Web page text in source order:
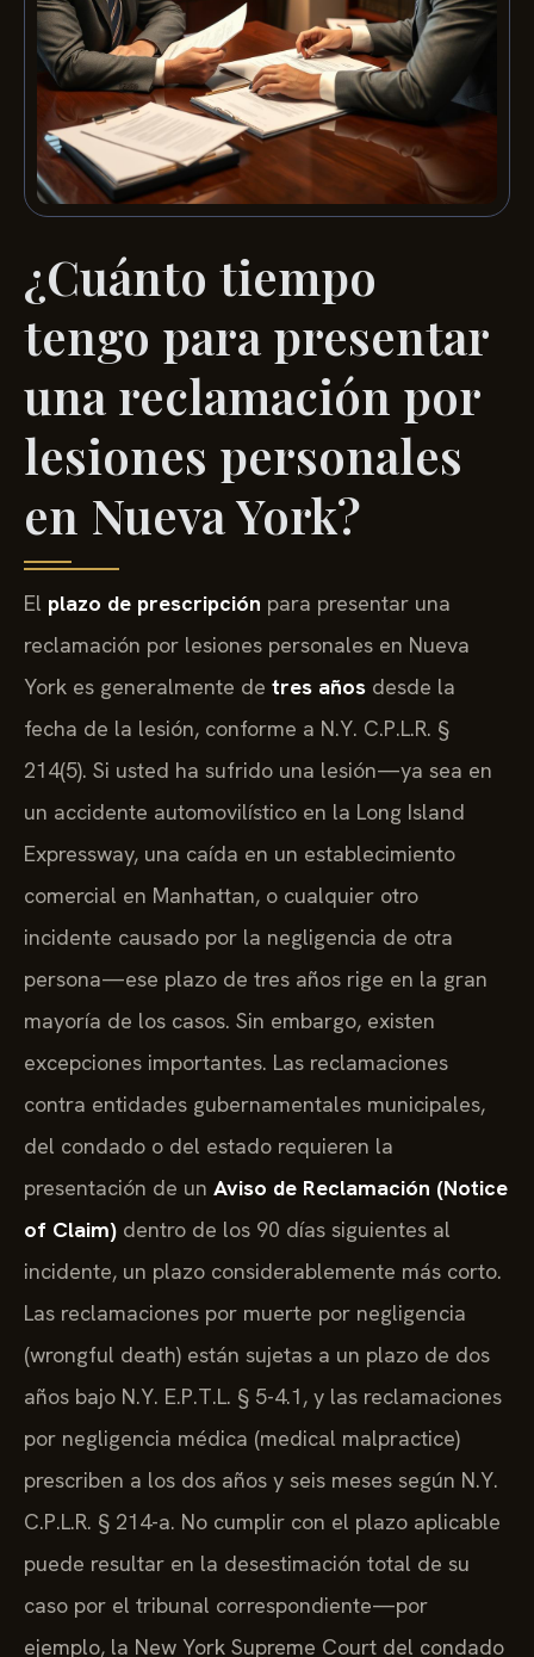
¿Cuánto tiempo
tengo para presentar
una reclamación por
lesiones personales
en Nueva York?
El plazo de prescripción para presentar una
reclamación por lesiones personales en Nueva
York es generalmente de tres años desde la
fecha de la lesión, conforme a N.Y. C.P.L.R. §
214(5). Si usted ha sufrido una lesión—ya sea en
un accidente automovilístico en la Long Island
Expressway, una caída en un establecimiento
comercial en Manhattan, o cualquier otro
incidente causado por la negligencia de otra
persona—ese plazo de tres años rige en la gran
mayoría de los casos. Sin embargo, existen
excepciones importantes. Las reclamaciones
contra entidades gubernamentales municipales,
del condado o del estado requieren la
presentación de un Aviso de Reclamación (Notice
of Claim) dentro de los 90 días siguientes al
incidente, un plazo considerablemente más corto.
Las reclamaciones por muerte por negligencia
(wrongful death) están sujetas a un plazo de dos
años bajo N.Y. E.P.T.L. § 5-4.1, y las reclamaciones
por negligencia médica (medical malpractice)
prescriben a los dos años y seis meses según N.Y.
C.P.L.R. § 214-a. No cumplir con el plazo aplicable
puede resultar en la desestimación total de su
caso por el tribunal correspondiente—por
ejemplo, la New York Supreme Court del condado